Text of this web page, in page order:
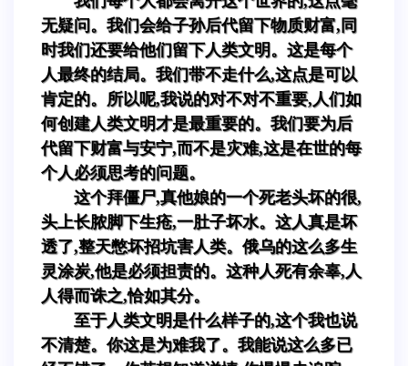
无疑问。我们会给子孙后代留下物质财富,同
时我们还要给他们留下人类文明。这是每个
人最终的结局。我们带不走什么,这点是可以
肯定的。所以呢,我说的对不对不重要,人们如
何创建人类文明才是最重要的。我们要为后
代留下财富与安宁,而不是灾难,这是在世的每
个人必须思考的问题。
这个拜僵尸,真他娘的一个死老头坏的很,
头上长脓脚下生疮,一肚子坏水。这人真是坏
透了,整天憋坏招坑害人类。俄乌的这么多生
灵涂炭,他是必须担责的。这种人死有余辜,人
人得而诛之,恰如其分。
至于人类文明是什么样子的,这个我也说
不清楚。你这是为难我了。我能说这么多已